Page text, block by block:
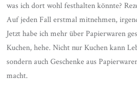
was ich dort wohl festhalten könnte?
Auf jeden Fall erstmal mitnehmen,
Jetzt habe ich mehr über Papierwaren
Kuchen, hehe. Nicht nur Kuchen kann
sondern auch Geschenke aus
macht.